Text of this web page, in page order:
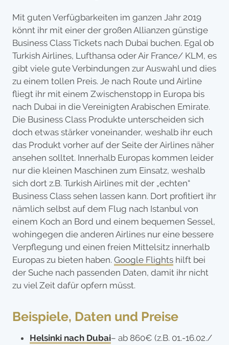
Mit guten Verfügbarkeiten im ganzen Jahr 2019
könnt ihr mit einer der großen Allianzen günstige
Business Class Tickets nach Dubai buchen. Egal ob
Turkish Airlines, Lufthansa oder Air France/ KLM, es
gibt viele gute Verbindungen zur Auswahl und dies
zu einem tollen Preis. Je nach Route und Airline
fliegt ihr mit einem Zwischenstopp in Europa bis
nach Dubai in die Vereinigten Arabischen Emirate.
Die Business Class Produkte unterscheiden sich
doch etwas stärker voneinander, weshalb ihr euch
das Produkt vorher auf der Seite der Airlines näher
ansehen solltet. Innerhalb Europas kommen leider
nur die kleinen Maschinen zum Einsatz, weshalb
sich dort z.B. Turkish Airlines mit der „echten“
Business Class sehen lassen kann. Dort profitiert ihr
nämlich selbst auf dem Flug nach Istanbul von
einem Koch an Bord und einem bequemen Sessel,
wohingegen die anderen Airlines nur eine bessere
Verpflegung und einen freien Mittelsitz innerhalb
Europas zu bieten haben. Google Flights hilft bei
der Suche nach passenden Daten, damit ihr nicht
zu viel Zeit dafür opfern müsst.
Beispiele, Daten und Preise
Helsinki nach Dubai– ab 860€ (z.B. 01.-16.02./